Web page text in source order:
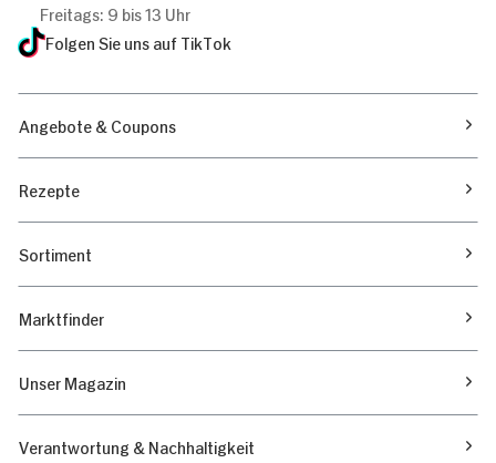
Freitags: 9 bis 13 Uhr
Folgen Sie uns auf TikTok
Angebote & Coupons
Rezepte
Sortiment
Marktfinder
Unser Magazin
Verantwortung & Nachhaltigkeit